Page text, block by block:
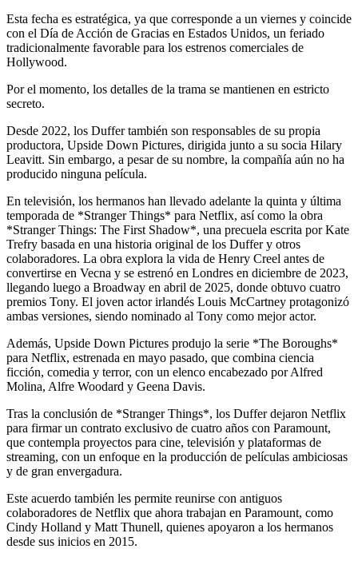
Esta fecha es estratégica, ya que corresponde a un viernes y coincide
con el Día de Acción de Gracias en Estados Unidos, un feriado
tradicionalmente favorable para los estrenos comerciales de
Hollywood.
Por el momento, los detalles de la trama se mantienen en estricto
secreto.
Desde 2022, los Duffer también son responsables de su propia
productora, Upside Down Pictures, dirigida junto a su socia Hilary
Leavitt. Sin embargo, a pesar de su nombre, la compañía aún no ha
producido ninguna película.
En televisión, los hermanos han llevado adelante la quinta y última
temporada de *Stranger Things* para Netflix, así como la obra
*Stranger Things: The First Shadow*, una precuela escrita por Kate
Trefry basada en una historia original de los Duffer y otros
colaboradores. La obra explora la vida de Henry Creel antes de
convertirse en Vecna y se estrenó en Londres en diciembre de 2023,
llegando luego a Broadway en abril de 2025, donde obtuvo cuatro
premios Tony. El joven actor irlandés Louis McCartney protagonizó
ambas versiones, siendo nominado al Tony como mejor actor.
Además, Upside Down Pictures produjo la serie *The Boroughs*
para Netflix, estrenada en mayo pasado, que combina ciencia
ficción, comedia y terror, con un elenco encabezado por Alfred
Molina, Alfre Woodard y Geena Davis.
Tras la conclusión de *Stranger Things*, los Duffer dejaron Netflix
para firmar un contrato exclusivo de cuatro años con Paramount,
que contempla proyectos para cine, televisión y plataformas de
streaming, con un enfoque en la producción de películas ambiciosas
y de gran envergadura.
Este acuerdo también les permite reunirse con antiguos
colaboradores de Netflix que ahora trabajan en Paramount, como
Cindy Holland y Matt Thunell, quienes apoyaron a los hermanos
desde sus inicios en 2015.